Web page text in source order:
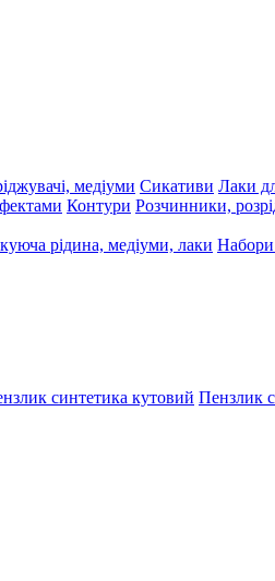
медіуми Сикативи Лаки
Контури Розчинники,
рідина, медіуми, лаки Набори
синтетика кутовий Пензлик